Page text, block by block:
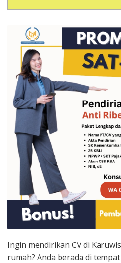
Ingin mendirikan CV di
rumah? Anda berada di